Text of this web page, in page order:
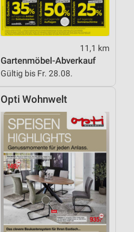
11,1 km
Gartenmöbel-Abverkauf
Gültig bis Fr. 28.08.
Opti Wohnwelt